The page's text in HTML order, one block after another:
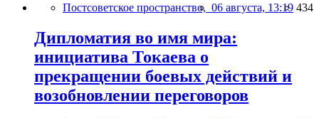
Постсоветское пространство, 06 августа, 13:19 434
Дипломатия во имя мира:
инициатива Токаева о
прекращении боевых действий и
возобновлении переговоров